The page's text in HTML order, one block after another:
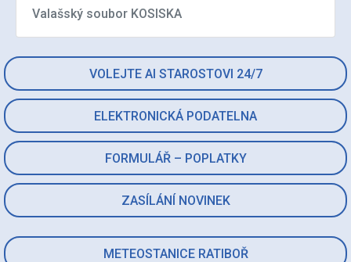
VOLEJTE AI STAROSTOVI 24/7
ELEKTRONICKÁ PODATELNA
FORMULÁŘ – POPLATKY
ZASÍLÁNÍ NOVINEK
METEOSTANICE RATIBOŘ
Valašský soubor KOSISKA